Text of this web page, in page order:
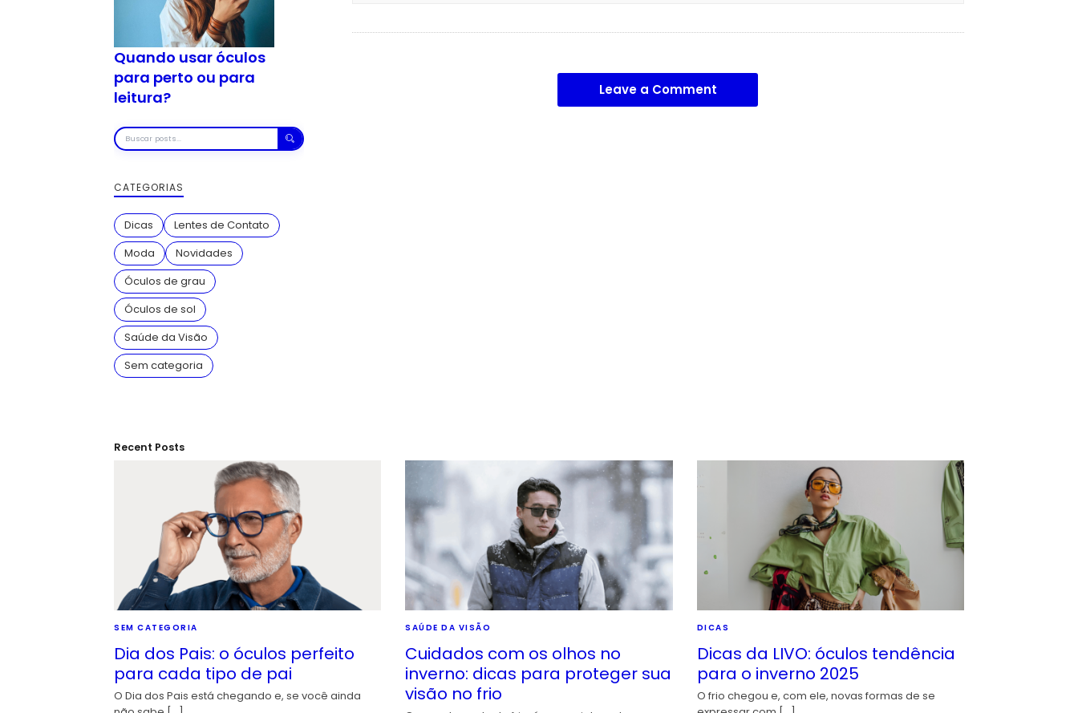
Leave a Comment
Quando usar óculos
para perto ou para
leitura?
Buscar
posts
CATEGORIAS
Dicas
Lentes de Contato
Moda
Novidades
Óculos de grau
Óculos de sol
Saúde da Visão
Sem categoria
Recent Posts
SEM CATEGORIA
Dia dos Pais: o óculos perfeito
para cada tipo de pai
O Dia dos Pais está chegando e, se você ainda
SAÚDE DA VISÃO
Cuidados com os olhos no
inverno: dicas para proteger sua
visão no frio
DICAS
Dicas da LIVO: óculos tendência
para o inverno 2025
O frio chegou e, com ele, novas formas de se